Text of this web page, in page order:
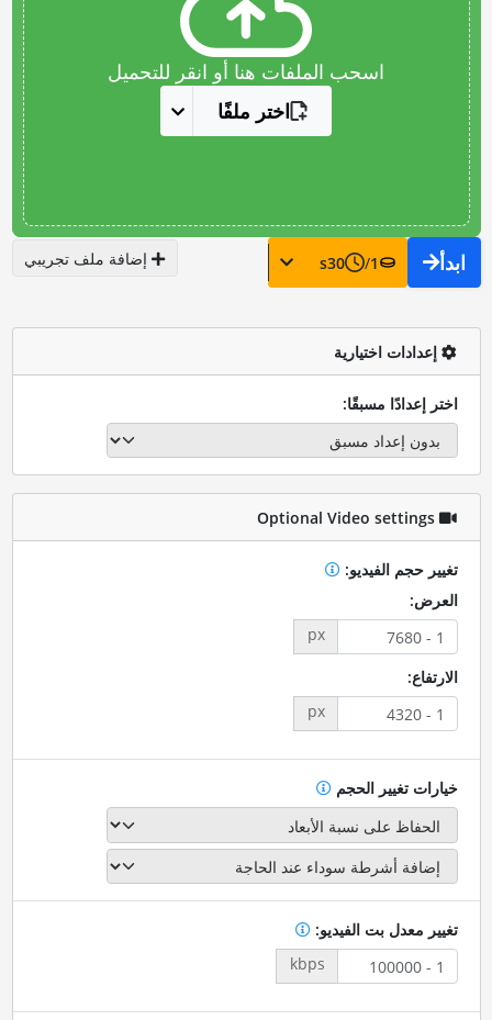
اسحب الملفات هنا أو انقر للتحميل
اختر ملفًا
ابدأ 1
/
30
s إضافة ملف تجريبي
إعدادات اختيارية
اختر إعدادًا مسبقًا:
Optional Video settings
تغيير حجم الفيديو:
العرض:
px
الارتفاع:
px
خيارات تغيير الحجم
تغيير معدل بت الفيديو:
kbps